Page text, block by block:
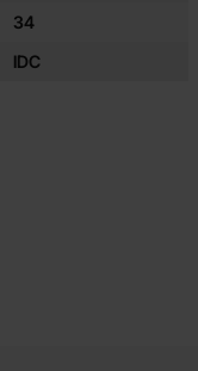
34
IDC